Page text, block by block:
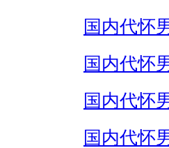
国内代怀
国内代怀
国内代怀
国内代怀